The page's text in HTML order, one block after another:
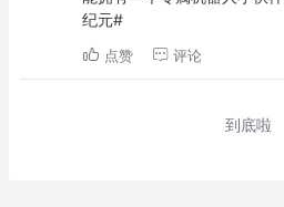
纪元#
点赞 评论
到底啦